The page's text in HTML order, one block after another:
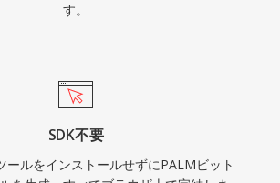
す。
SDK不要
ールをインストールせずにPALMビット